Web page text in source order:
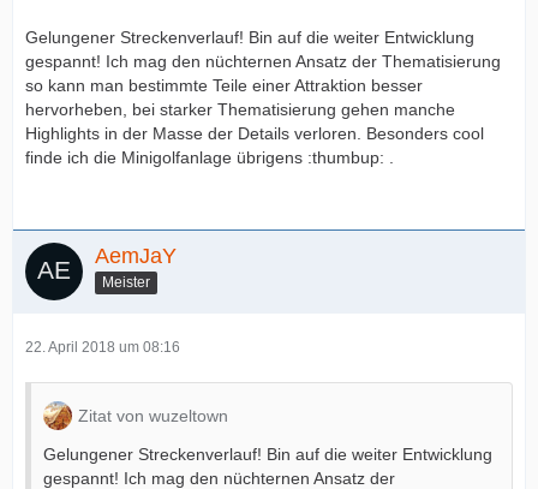
Gelungener Streckenverlauf! Bin auf die weiter Entwicklung
gespannt! Ich mag den nüchternen Ansatz der Thematisierung
so kann man bestimmte Teile einer Attraktion besser
hervorheben, bei starker Thematisierung gehen manche
Highlights in der Masse der Details verloren. Besonders cool
finde ich die Minigolfanlage übrigens :thumbup: .
AemJaY
Meister
22. April 2018 um 08:16
Zitat von wuzeltown
Gelungener Streckenverlauf! Bin auf die weiter Entwicklung
gespannt! Ich mag den nüchternen Ansatz der